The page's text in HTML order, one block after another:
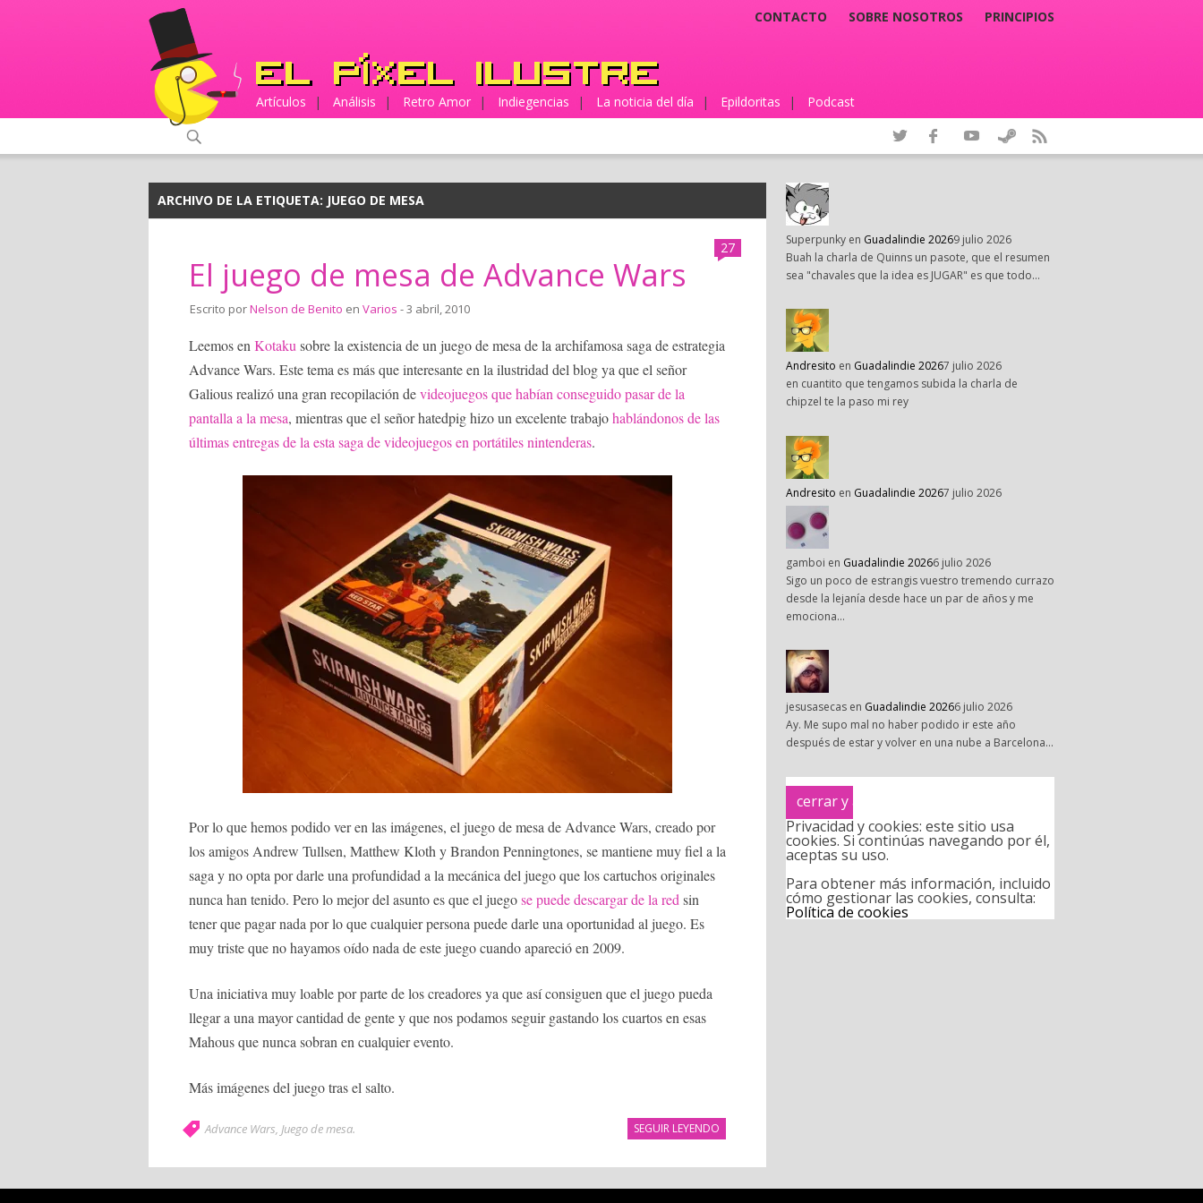
CONTACTO SOBRE NOSOTROS PRINCIPIOS
Artículos | Análisis | Retro Amor | Indiegencias | La noticia del día | Epildoritas | Podcast
ARCHIVO DE LA ETIQUETA: JUEGO DE MESA
27
El juego de mesa de Advance Wars
Escrito porNelson de Benito en Varios - 3 abril, 2010
Leemos en Kotaku sobre la existencia de un juego de mesa de la archifamosa saga de estrategia
Advance Wars. Este tema es más que interesante en la ilustridad del blog ya que el señor
Galious realizó una gran recopilación devideojuegos que habían conseguido pasar de la
pantalla a la mesa, mientras que el señor hatedpig hizo un excelente trabajohablándonos de las
últimas entregas de la esta saga de videojuegos en portátiles nintenderas.
Por lo que hemos podido ver en las imágenes, el juego de mesa de Advance Wars, creado por
los amigos Andrew Tullsen, Matthew Kloth y Brandon Penningtones, se mantiene muy fiel a la
saga y no opta por darle una profundidad a la mecánica del juego que los cartuchos originales
nunca han tenido. Pero lo mejor del asunto es que el juegose puede descargar de la red sin
tener que pagar nada por lo que cualquier persona puede darle una oportunidad al juego. Es
muy triste que no hayamos oído nada de este juego cuando apareció en 2009.
Una iniciativa muy loable por parte de los creadores ya que así consiguen que el juego pueda
llegar a una mayor cantidad de gente y que nos podamos seguir gastando los cuartos en esas
Mahous que nunca sobran en cualquier evento.
Más imágenes del juego tras el salto.
SEGUIR LEYENDO
Advance Wars, Juego de mesa.
Superpunky en Guadalindie 20269 julio 2026
Buah la charla de Quinns un pasote, que el resumen
sea "chavales que la idea es JUGAR" es que todo…
Andresito en Guadalindie 20267 julio 2026
en cuantito que tengamos subida la charla de
chipzel te la paso mi rey
Andresito en Guadalindie 20267 julio 2026
gamboi en Guadalindie 20266 julio 2026
Sigo un poco de estrangis vuestro tremendo currazo
desde la lejanía desde hace un par de años y me
emociona…
jesusasecas en Guadalindie 20266 julio 2026
Ay. Me supo mal no haber podido ir este año
después de estar y volver en una nube a Barcelona…
Privacidad y cookies: este sitio usa
cookies. Si continúas navegando por él,
aceptas su uso.
Para obtener más información, incluido
cómo gestionar las cookies, consulta:
Política de cookies